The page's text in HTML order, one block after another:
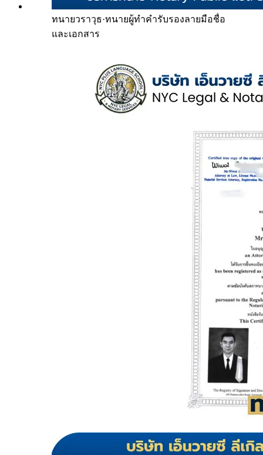
ทนายวราวุธ·ทนายผู้ทำคำรับรองลายมือชื่อ
และเอกสาร